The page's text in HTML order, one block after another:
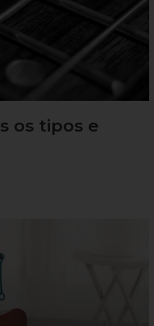
os tipos e